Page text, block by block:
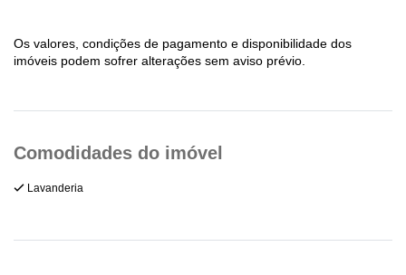
Os valores, condições de pagamento e disponibilidade dos
imóveis podem sofrer alterações sem aviso prévio.
Lavanderia